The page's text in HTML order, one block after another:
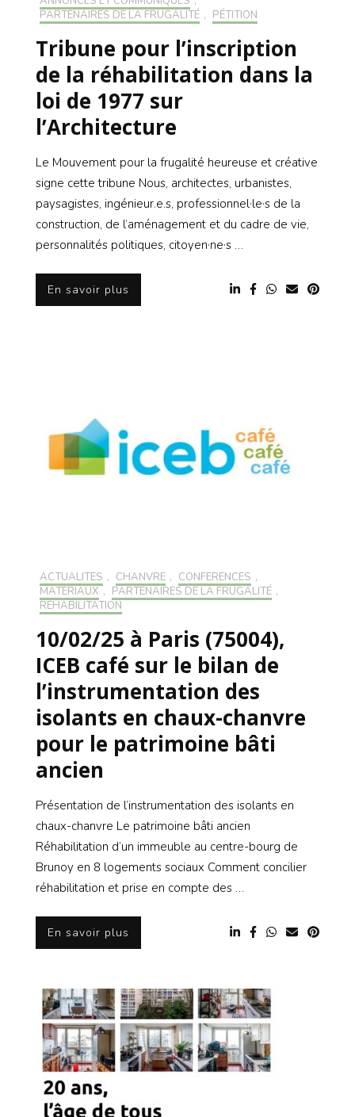
PARTENAIRES DE LA FRUGALITÉ , PÉTITION
Tribune pour l’inscription
de la réhabilitation dans la
loi de 1977 sur
l’Architecture
Le Mouvement pour la frugalité heureuse et créative
signe cette tribune Nous, architectes, urbanistes,
paysagistes, ingénieur.e.s, professionnel·le·s de la
construction, de l’aménagement et du cadre de vie,
personnalités politiques, citoyen·ne·s …
En savoir plus
ACTUALITÉS , CHANVRE , CONFÉRENCES ,
MATÉRIAUX , PARTENAIRES DE LA FRUGALITÉ ,
RÉHABILITATION
10/02/25 à Paris (75004),
ICEB café sur le bilan de
l’instrumentation des
isolants en chaux-chanvre
pour le patrimoine bâti
ancien
Présentation de l’instrumentation des isolants en
chaux-chanvre Le patrimoine bâti ancien
Réhabilitation d’un immeuble au centre-bourg de
Brunoy en 8 logements sociaux Comment concilier
réhabilitation et prise en compte des …
En savoir plus